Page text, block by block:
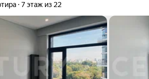
7 этаж из 22